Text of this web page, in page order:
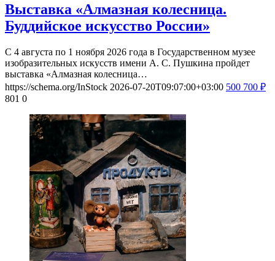
Выставка «Алмазная колесница.
Буддийское искусство России»
С 4 августа по 1 ноября 2026 года в Государственном музее
изобразительных искусств имени А. С. Пушкина пройдет
выставка «Алмазная колесница…
https://schema.org/InStock 2026-07-20T09:07:00+03:00 500 700 ₽
801 0